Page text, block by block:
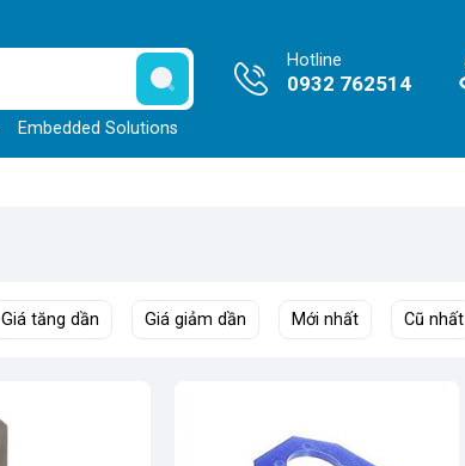
Embedded Solutions
Hotline
0932 762514
Giá tăng dần Giá giảm dần Mới nhất Cũ nhất